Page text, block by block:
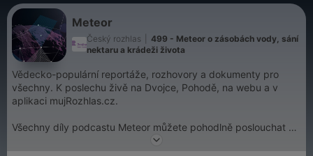
Meteor
Český rozhlas
499 - Meteor o zásobách vody, sání
nektaru a krádeži života
Vědecko-populární reportáže, rozhovory a dokumenty pro
všechny. K poslechu živě na Dvojce, Pohodě, na webu a v
aplikaci mujRozhlas.cz.
Všechny díly podcastu Meteor můžete pohodlně poslouchat v
mobilní aplikaci mujRozhlas proAndroid